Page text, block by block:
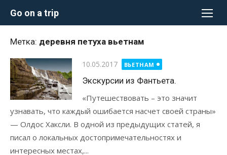
Go on a trip
Метка: деревня петуха вьетнам
Опубликовано
10.05.2017 ВЬЕТНАМ
Экскурсии из Фантьета.
«Путешествовать – это значит
узнавать, что каждый ошибается насчет своей страны»
— Олдос Хаксли. В одной из предыдущих статей, я
писал о локальных достопримечательностях и
интересных местах,...